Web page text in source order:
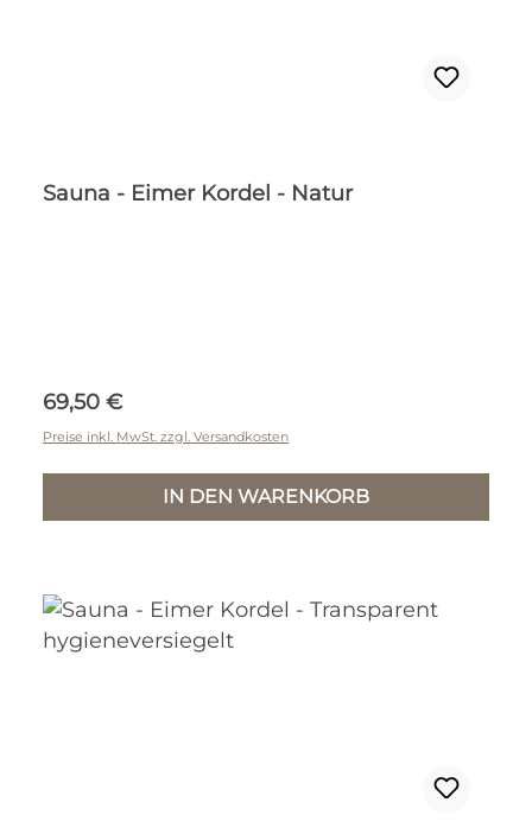
Sauna - Eimer Kordel - Natur
Regulärer Preis:
69,50 €
Preise inkl. MwSt. zzgl. Versandkosten
IN DEN WARENKORB